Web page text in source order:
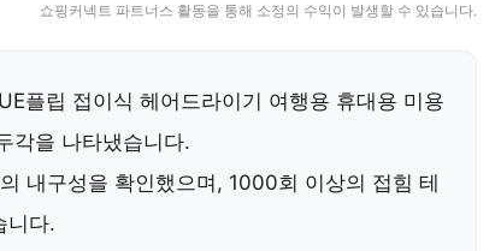
쇼핑커넥트 파트너스 활동을 통해 소정의 수익이 발생할 수 있습니다.
플립 접이식 헤어드라이기 여행용 휴대용 미용
각을 나타냈습니다.
내구성을 확인했으며, 1000회 이상의 접힘 테
니다.